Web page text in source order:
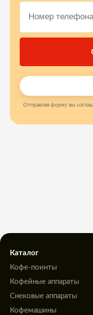
Отправляя форму вы
Каталог
Кофе-поинты
Кофейные аппараты
Снековые аппараты
Кофемашины